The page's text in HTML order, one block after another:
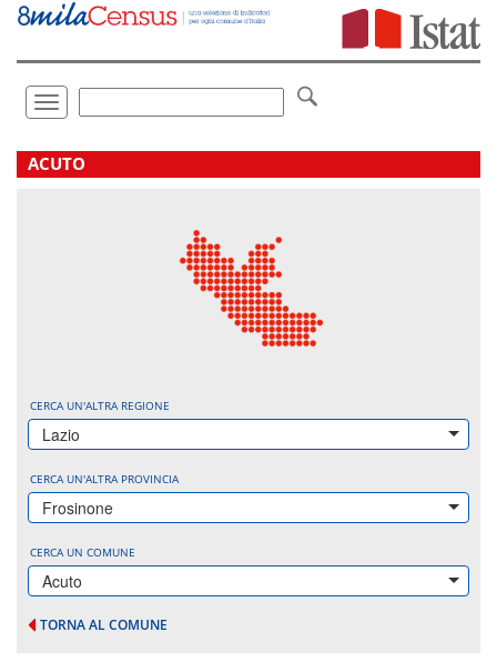
Vai
direttamente
Toggle
navigation
.
ACUTO
CERCA UN'ALTRA REGIONE
Lazio
CERCA UN'ALTRA PROVINCIA
Frosinone
CERCA UN COMUNE
Acuto
TORNA AL COMUNE